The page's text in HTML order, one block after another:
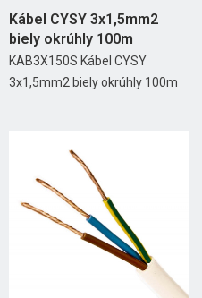
Kábel CYSY 3x1,5mm2
biely okrúhly 100m
KAB3X150S Kábel CYSY
3x1,5mm2 biely okrúhly 100m